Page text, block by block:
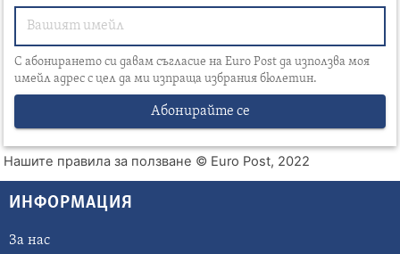
С абонирането си давам съгласие на Euro Post да използва моя
имейл адрес с цел да ми изпраща избрания бюлетин.
Абонирайте се
Нашите правила за ползване © Euro Post, 2022
ИНФОРМАЦИЯ
За нас